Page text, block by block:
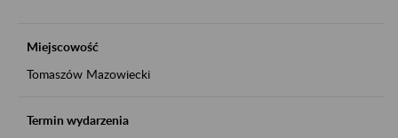
Miejscowość
Tomaszów Mazowiecki
Termin wydarzenia